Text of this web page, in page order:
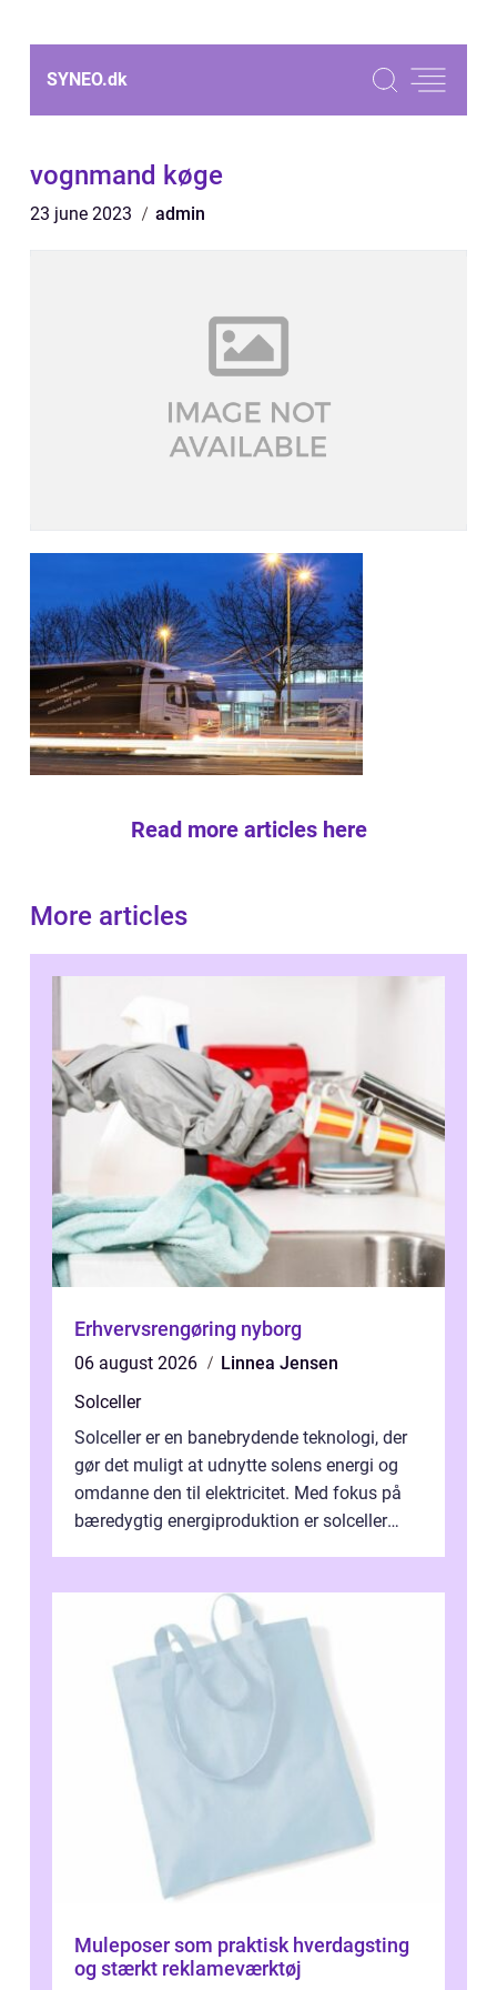
SYNEO.dk
vognmand køge
23 june 2023 admin
Read more articles here
More articles
Erhvervsrengøring nyborg
06 august 2026
Linnea Jensen
Solceller
Solceller er en banebrydende teknologi, der
gør det muligt at udnytte solens energi og
omdanne den til elektricitet. Med fokus på
bæredygtig energiproduktion er solceller
Muleposer som praktisk hverdagsting
og stærkt reklameværktøj